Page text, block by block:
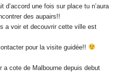
d’accord une fois sur place tu n’aura
des aupairs!!
a voir et decouvrir cette ville est
pour la visite guidée!!
a cote de Malbourne depuis debut